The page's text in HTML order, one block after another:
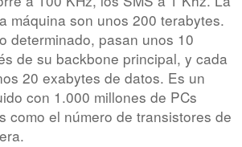
máquina son unos 200 terabytes.
determinado, pasan unos 10
de su backbone principal, y cada
20 exabytes de datos. Es un
con 1.000 millones de PCs
como el número de transistores de